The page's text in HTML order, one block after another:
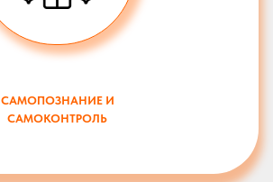
САМОПОЗНАНИЕ И
САМОКОНТРОЛЬ